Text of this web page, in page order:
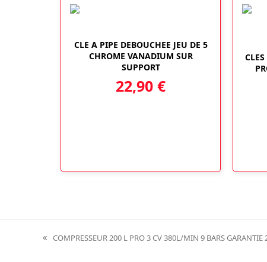
CLE A PIPE DEBOUCHEE JEU DE 5
CHROME VANADIUM SUR
SUPPORT
22,90 €
previous
COMPRESSEUR 200 L PRO 3 CV 380L/MIN 9 BARS GARANTIE